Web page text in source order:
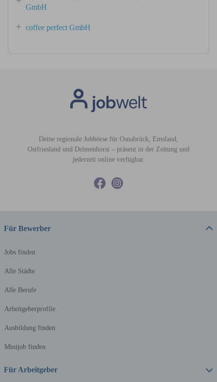
GmbH
coffee perfect GmbH
Deine regionale Jobbörse für Osnabrück, Emsland,
Ostfriesland und Delmenhorst – präsent in der Zeitung und
jederzeit online verfügbar.
Für Bewerber
Jobs finden
Alle Städte
Alle Berufe
Arbeitgeberprofile
Ausbildung finden
Minijob finden
Für Arbeitgeber